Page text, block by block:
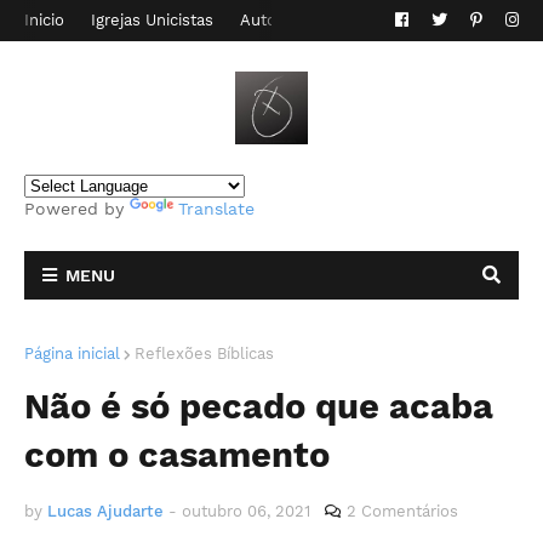
Inicio Igrejas Unicistas Autor do Blog Contato
Powered by Translate
MENU
Página inicial Reflexões Bíblicas
Não é só pecado que acaba
com o casamento
by Lucas Ajudarte - outubro 06, 2021 2 Comentários